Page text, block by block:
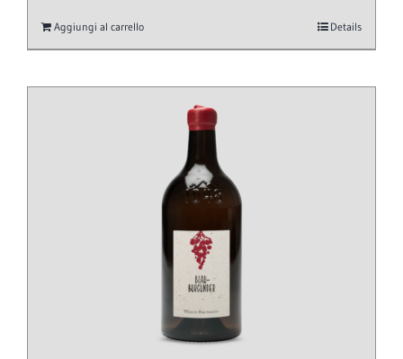
Aggiungi al carrello Details